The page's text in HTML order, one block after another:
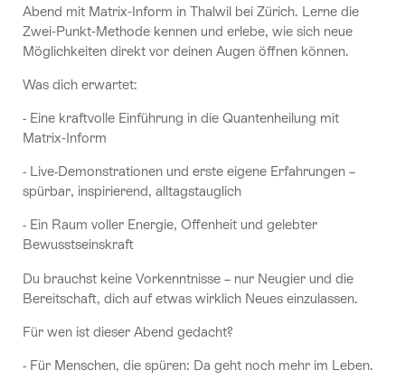
Abend mit Matrix‑Inform in Thalwil bei Zürich. Lerne die
Zwei‑Punkt‑Methode kennen und erlebe, wie sich neue
Möglichkeiten direkt vor deinen Augen öffnen können.
Was dich erwartet:
- Eine kraftvolle Einführung in die Quantenheilung mit
Matrix‑Inform
- Live-Demonstrationen und erste eigene Erfahrungen –
spürbar, inspirierend, alltagstauglich
- Ein Raum voller Energie, Offenheit und gelebter
Bewusstseinskraft
Du brauchst keine Vorkenntnisse – nur Neugier und die
Bereitschaft, dich auf etwas wirklich Neues einzulassen.
Für wen ist dieser Abend gedacht?
- Für Menschen, die spüren: Da geht noch mehr im Leben.